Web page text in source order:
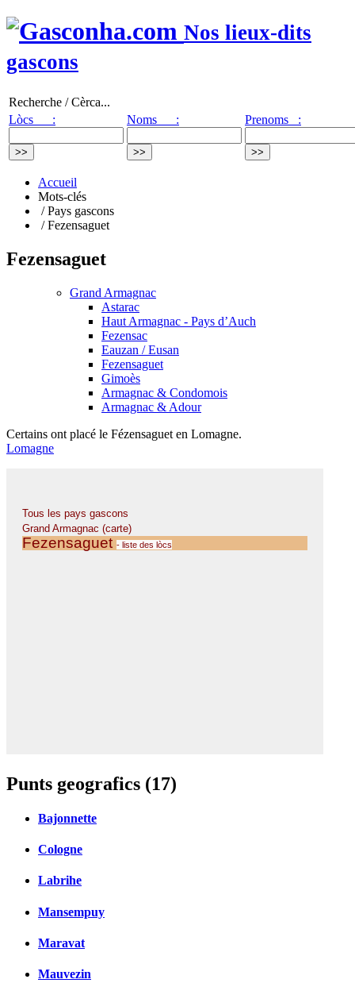
Nos lieux-dits
gascons
Recherche / Cèrca...
Lòcs :
Noms : Prenoms :
Accueil
Mots-clés
/ Pays gascons
/ Fezensaguet
Fezensaguet
Grand Armagnac
Astarac
Haut Armagnac - Pays d’Auch
Fezensac
Eauzan / Eusan
Fezensaguet
Gimoès
Armagnac & Condomois
Armagnac & Adour
Certains ont placé le Fézensaguet en Lomagne.
Lomagne
Punts geografics (17)
Bajonnette
Cologne
Labrihe
Mansempuy
Maravat
Mauvezin